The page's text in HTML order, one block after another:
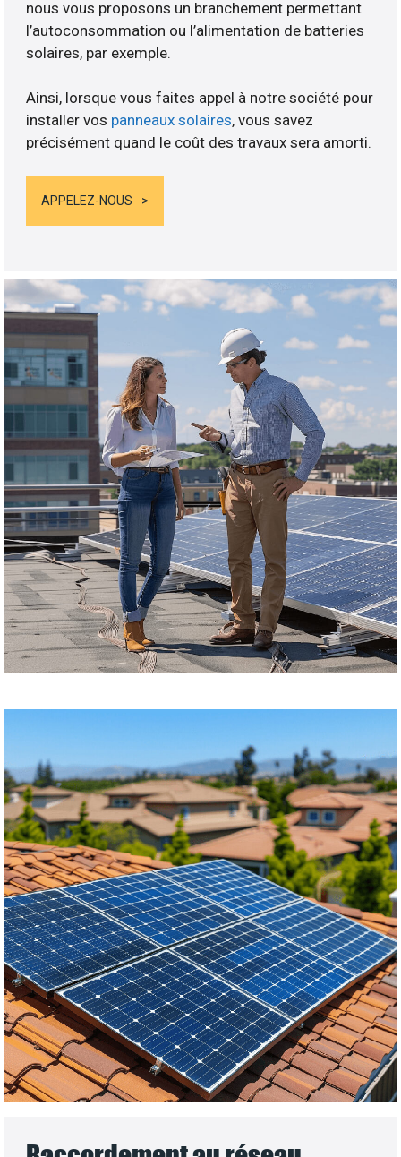
nous vous proposons un branchement permettant
l’autoconsommation ou l’alimentation de batteries
solaires, par exemple.
Ainsi, lorsque vous faites appel à notre société pour
installer vos panneaux solaires, vous savez
précisément quand le coût des travaux sera amorti.
APPELEZ-NOUS